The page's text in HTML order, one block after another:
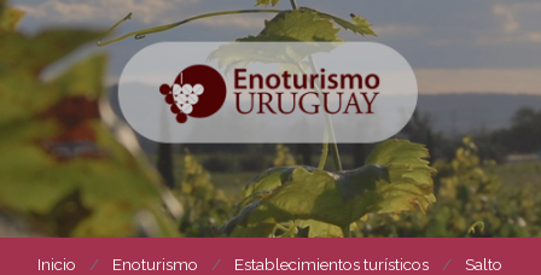
Inicio Enoturismo Establecimientos turísticos
Salto